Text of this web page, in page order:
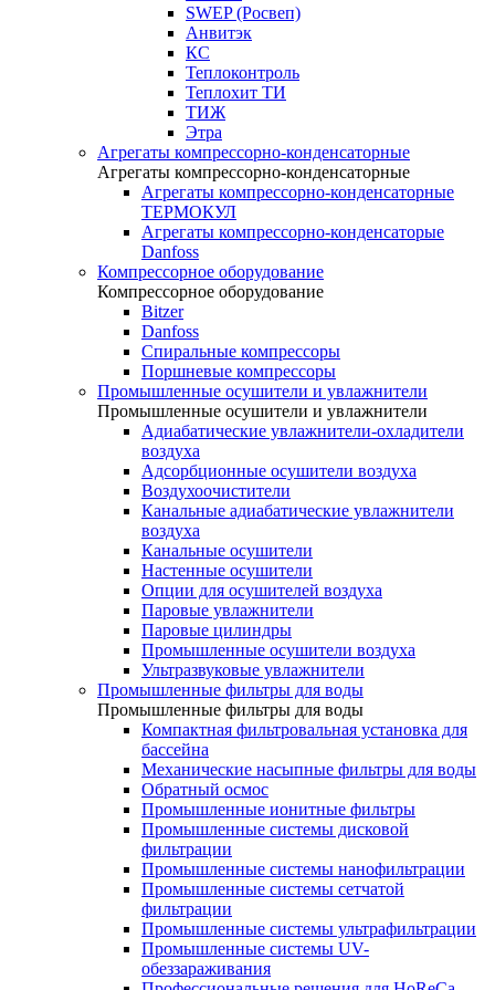
SWEP (Росвеп)
Анвитэк
КС
Теплоконтроль
Теплохит ТИ
ТИЖ
Этра
Агрегаты компрессорно-конденсаторные
Агрегаты компрессорно-конденсаторные
Агрегаты компрессорно-конденсаторные
ТЕРМОКУЛ
Агрегаты компрессорно-конденсаторые
Danfoss
Компрессорное оборудование
Компрессорное оборудование
Bitzer
Danfoss
Спиральные компрессоры
Поршневые компрессоры
Промышленные осушители и увлажнители
Промышленные осушители и увлажнители
Адиабатические увлажнители-охладители
воздуха
Адсорбционные осушители воздуха
Воздухоочистители
Канальные адиабатические увлажнители
воздуха
Канальные осушители
Настенные осушители
Опции для осушителей воздуха
Паровые увлажнители
Паровые цилиндры
Промышленные осушители воздуха
Ультразвуковые увлажнители
Промышленные фильтры для воды
Промышленные фильтры для воды
Компактная фильтровальная установка для
бассейна
Механические насыпные фильтры для воды
Обратный осмос
Промышленные ионитные фильтры
Промышленные системы дисковой
фильтрации
Промышленные системы нанофильтрации
Промышленные системы сетчатой
фильтрации
Промышленные системы ультрафильтрации
Промышленные системы UV-
обеззараживания